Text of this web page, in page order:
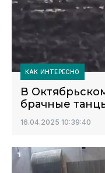
КАК ИНТЕРЕСНО
В
брачные
16.04.2025 10:39:40